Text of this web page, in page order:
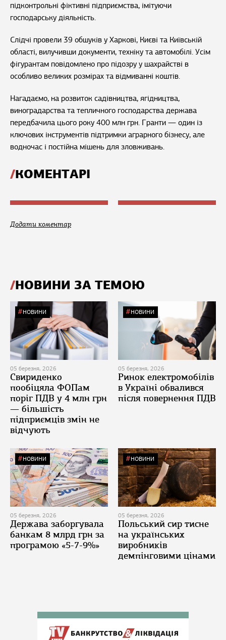
підконтрольні фіктивні підприємства, імітуючи
господарську діяльність.
Слідчі провели 39 обшуків у Харкові, Києві та Київській
області, вилучивши документи, техніку та автомобілі. Усім
фігурантам повідомлено про підозру у шахрайстві в
особливо великих розмірах та відмиванні коштів.
Нагадаємо, на розвиток садівництва, ягідництва,
виноградарства та тепличного господарства держава
передбачила цього року 400 млн грн. Гранти — один із
ключових інструментів підтримки аграрного бізнесу, але
водночас і постійна мішень для зловживань.
КОМЕНТАРІ
Додати коментар
НОВИНИ ЗА ТЕМОЮ
НОВИНИ
05 березня, 2026
Свириденко
пообіцяла ФОПам
поріг ПДВ у 4 млн грн
— більшість
підприємців змін не
відчують
НОВИНИ
05 березня, 2026
Ринок електромобілів
в Україні обвалився
після повернення ПДВ
НОВИНИ
05 березня, 2026
Держава заборгувала
банкам 8 млрд грн за
програмою «5-7-9%»
НОВИНИ
05 березня, 2026
Польський сир тисне
на українських
виробників
демпінговими цінами